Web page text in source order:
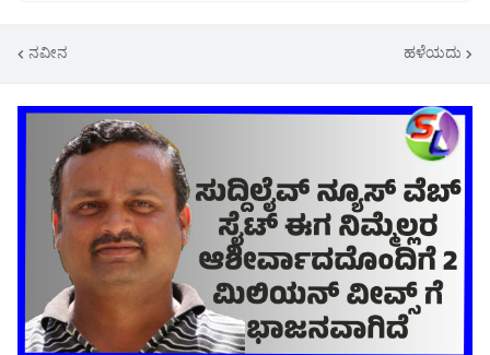
ನವೀನ ಹಳೆಯದು